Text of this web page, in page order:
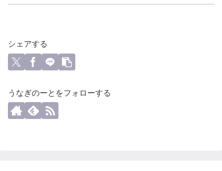
シェアする
うなぎのーとをフォローする